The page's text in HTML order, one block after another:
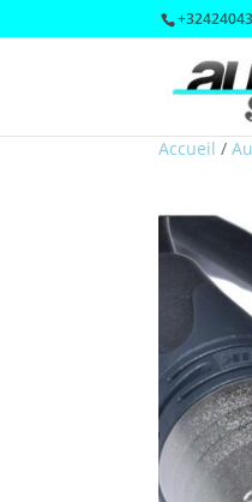
Accueil /